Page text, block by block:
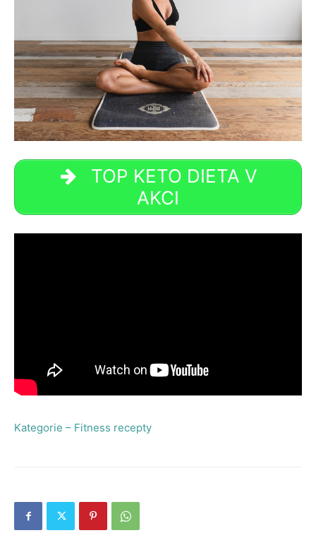
TOP KETO DIETA V
AKCI
Kategorie – Fitness recepty